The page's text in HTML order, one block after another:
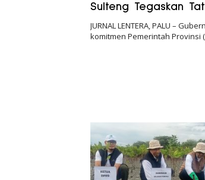
Sulteng Tegaskan
Lingkungan
JURNAL LENTERA, PALU –
komitmen Pemerintah Provinsi